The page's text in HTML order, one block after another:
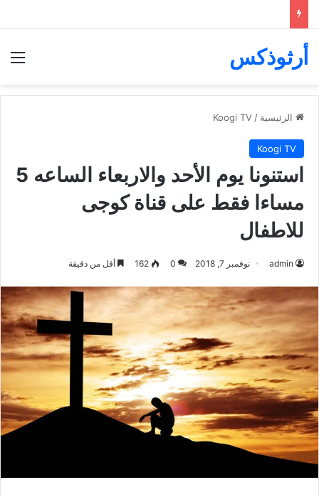
أرثوذكس
الرئيسية /
Koogi TV
Koogi TV
استنونا يوم الأحد والاربعاء الساعه 5
مساءا فقط على قناة كوجى
للاطفال
admin نوفمبر 7, 2018 0
162 أقل من دقيقة